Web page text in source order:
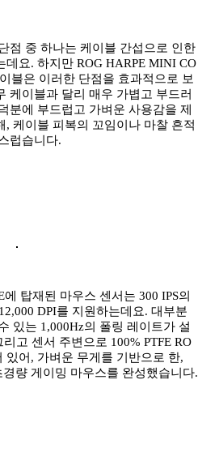
점 중 하나는 케이블 간섭으로 인한
요. 하지만 ROG HARPE MINI CO
블은 이러한 단점을 효과적으로 보
케이블과 달리 매우 가볍고 부드러
분에 부드럽고 가벼운 사용감을 제
, 케이블 피복의 꼬임이나 마찰 흔적
럽습니다.
탑재된 마우스 센서는 300 IPS의
DPI를 지원하는데요. 대부분
있는 1,000Hz의 폴링 레이트가 설
고 센서 주변으로 100% PTFE RO
있어, 가벼운 무게를 기반으로 한,
량 게이밍 마우스를 완성했습니다.